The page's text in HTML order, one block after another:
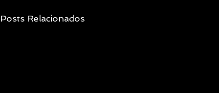
Posts Relacionados